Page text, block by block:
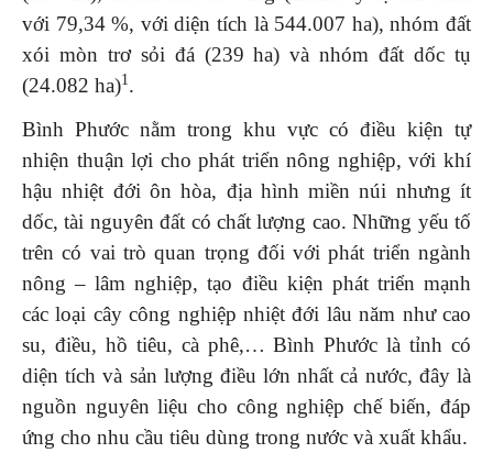
với 79,34 %, với diện tích là 544.007 ha), nhóm đất
xói mòn trơ sỏi đá (239 ha) và nhóm đất dốc tụ
(24.082 ha)1.
Bình Phước nằm trong khu vực có điều kiện tự
nhiện thuận lợi cho phát triển nông nghiệp, với khí
hậu nhiệt đới ôn hòa, địa hình miền núi nhưng ít
dốc, tài nguyên đất có chất lượng cao. Những yếu tố
trên có vai trò quan trọng đối với phát triển ngành
nông – lâm nghiệp, tạo điều kiện phát triển mạnh
các loại cây công nghiệp nhiệt đới lâu năm như cao
su, điều, hồ tiêu, cà phê,… Bình Phước là tỉnh có
diện tích và sản lượng điều lớn nhất cả nước, đây là
nguồn nguyên liệu cho công nghiệp chế biến, đáp
ứng cho nhu cầu tiêu dùng trong nước và xuất khẩu.